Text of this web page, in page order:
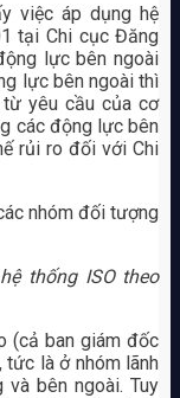
việc áp dụng hệ
tại Chi cục Đăng
lực bên ngoài
lực bên ngoài thì
yêu cầu của cơ
các động lực bên
rủi ro đối với Chi
nhóm đối tượng
thống ISO theo
(cả ban giám đốc
tức là ở nhóm lãnh
bên ngoài. Tuy